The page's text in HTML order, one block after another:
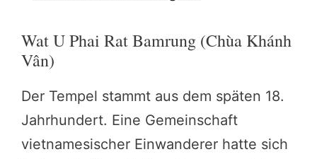
Wat U Phai Rat Bamrung (Chùa Khánh
Vân)
Der Tempel stammt aus dem späten 18.
Jahrhundert. Eine Gemeinschaft
vietnamesischer Einwanderer hatte sich